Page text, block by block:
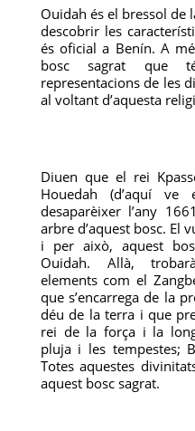
Ouidah és el bressol de
descobrir les
és oficial a Benín. A
bosc sagrat que
representacions de les
al voltant d’aquesta
Diuen que el rei
Houedah (d’aquí
desaparèixer l’any
arbre d’aquest bosc. El
i per això, aquest
Ouidah. Allà,
elements com el
que s’encarrega de la
déu de la terra i que
rei de la força i la
pluja i les tempestes;
Totes aquestes
aquest bosc sagrat.